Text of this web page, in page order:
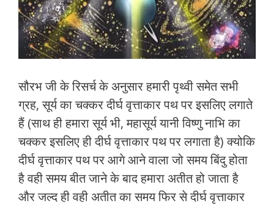
सौरभ जी के रिसर्च के अनुसार हमारी पृथ्वी समेत सभी
ग्रह, सूर्य का चक्कर दीर्घ वृत्ताकार पथ पर इसलिए लगाते
हैं (साथ ही हमारा सूर्य भी, महासूर्य यानी विष्णु नाभि का
चक्कर इसलिए ही दीर्घ वृत्ताकार पथ पर लगाता है) क्योकि
दीर्घ वृत्ताकार पथ पर आगे आने वाला जो समय बिंदु होता
है वही समय बीत जाने के बाद हमारा अतीत हो जाता है
और जल्द ही वही अतीत का समय फिर से दीर्घ वृत्ताकार